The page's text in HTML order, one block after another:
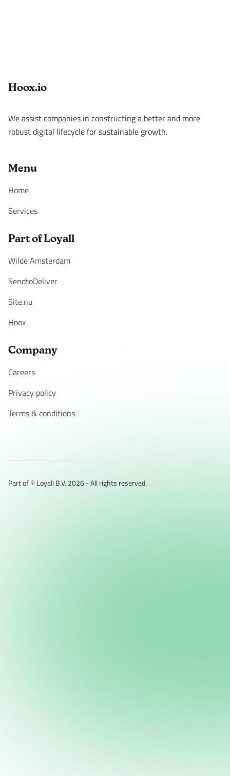
Footer
Hoox.io
We assist companies in constructing a better and more
robust digital lifecycle for sustainable growth.
Menu
Home
Services
Part of Loyall
Wilde Amsterdam
SendtoDeliver
Site.nu
Hoox
Company
Careers
Privacy policy
Terms & conditions
Part of © Loyall B.V. 2026 - All rights reserved.